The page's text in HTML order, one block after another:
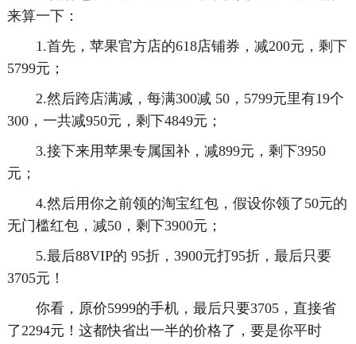
来算一下：
1.首先，苹果官方店的618店铺券，减200元，剩下
5799元；
2.然后跨店满减，每满300减 50，5799元里有19个
300，一共减950元，剩下4849元；
3.接下来用苹果专属国补，减899元，剩下3950
元；
4.然后用你之前领的淘宝红包，假设你领了50元的
无门槛红包，减50，剩下3900元；
5.最后88VIP的 95折，3900元打95折，最后只要
3705元！
你看，原价5999的手机，最后只要3705，直接省
了2294元！这都快省出一半的价格了，要是你平时